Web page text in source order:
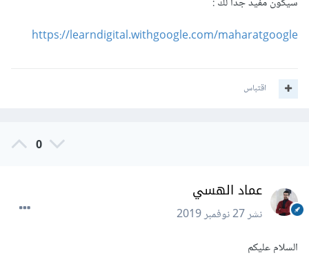
https://learndigital.withgoogle.com/maharatgoogle
اقتباس
0
عماد الهسي
نشر27 نوفمبر 2019
السلام عليكم